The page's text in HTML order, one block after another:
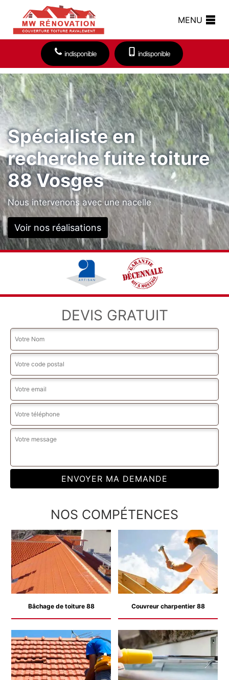
MENU
indisponible indisponible
Spécialiste en
recherche fuite toiture
88 Vosges
Nous intervenons avec une nacelle
Voir nos réalisations
DEVIS GRATUIT
NOS COMPÉTENCES
Bâchage de toiture 88 Couvreur charpentier 88